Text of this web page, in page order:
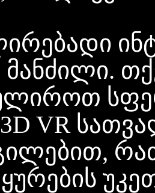
მანძილი.
VR
ყურების